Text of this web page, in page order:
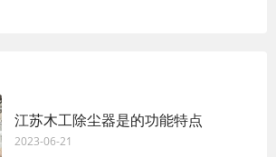
江苏木工除尘器是的功能特点
2023-06-21